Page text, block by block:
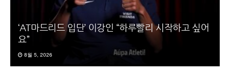
‘AT마드리드 입단’ 이강인 “하루빨리 시작하고 싶어
요”
8월 5, 2026